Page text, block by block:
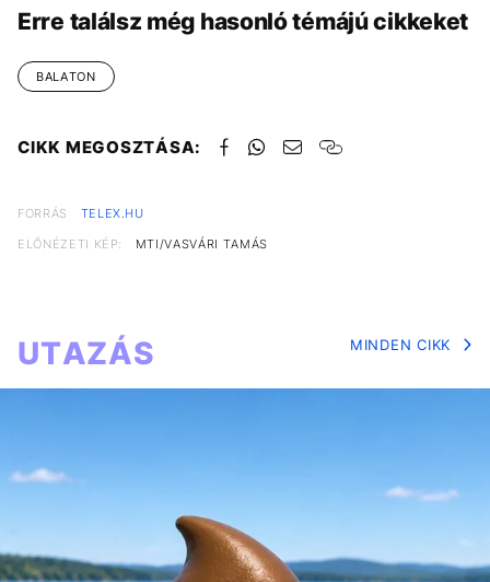
Erre találsz még hasonló témájú cikkeket
BALATON
CIKK MEGOSZTÁSA:
FORRÁS
TELEX.HU
ELŐNÉZETI KÉP:
MTI/VASVÁRI TAMÁS
UTAZÁS MINDEN CIKK